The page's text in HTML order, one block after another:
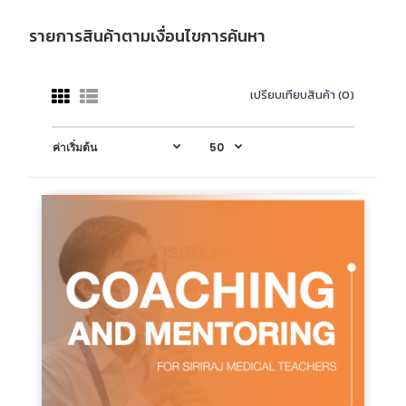
รายการสินค้าตามเงื่อนไขการค้นหา
เปรียบเทียบสินค้า (0)